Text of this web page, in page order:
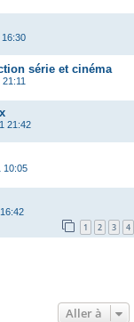
16:30
série et cinéma
21:42
10:05
1 2 3 4
Aller à